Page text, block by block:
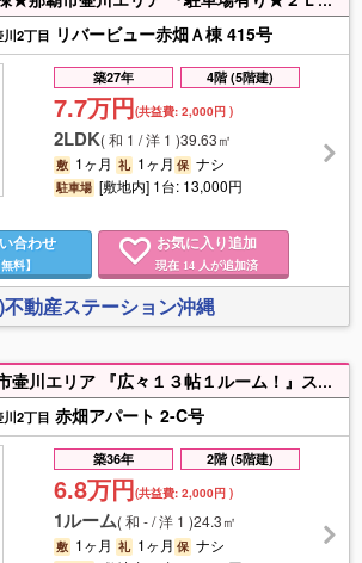
2丁目 リバービュー赤畑Ａ棟 415号
築27年 4階 (5階建)
7.7万円(共益費:2,000円 )
2LDK(和 1 / 洋 1 )39.63㎡
敷 1ヶ月 礼 1ヶ月保 ナシ
駐車場 [敷地内] 1台: 13,000円
合わせ
無料】
お気に入り追加
現在 14人が追加済
不動産ステーション沖縄
赤畑アパート★那覇市壷川エリア 『広々１３帖１ルーム！』スーパー・コンビニ徒歩３分！駅へも徒歩圏内の便利な立地！ リーズナブルなお家賃で一人暮らしにおススメです♪
2丁目 赤畑アパート 2-C号
築36年 2階 (5階建)
6.8万円(共益費:2,000円 )
1ルーム(和 - / 洋 1 )24.3㎡
敷 1ヶ月 礼 1ヶ月保 ナシ